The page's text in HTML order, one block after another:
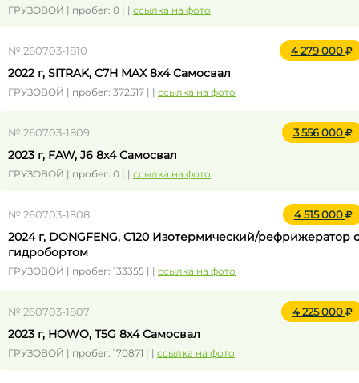
ГРУЗОВОЙ | пробег: 0 | | ссылка на фото
№ 260703-1810 4 279 000
2022 г, SITRAK, C7H MAX 8x4 Самосвал
ГРУЗОВОЙ | пробег: 372517 | | ссылка на фото
№ 260703-1809 3 556 000
2023 г, FAW, J6 8x4 Самосвал
ГРУЗОВОЙ | пробег: 0 | | ссылка на фото
№ 260703-1808 4 515 000
2024 г, DONGFENG, C120 Изотермический/рефрижератор с
гидробортом
ГРУЗОВОЙ | пробег: 133355 | | ссылка на фото
№ 260703-1807 4 225 000
2023 г, HOWO, T5G 8x4 Самосвал
ГРУЗОВОЙ | пробег: 170871 | | ссылка на фото